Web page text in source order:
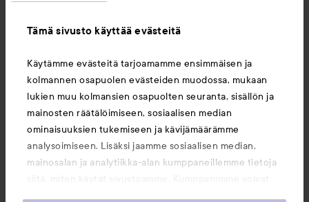
Tämä sivusto käyttää evästeitä
Käytämme evästeitä tarjoamamme ensimmäisen ja
kolmannen osapuolen evästeiden muodossa, mukaan
lukien muu kolmansien osapuolten seuranta, sisällön ja
mainosten räätälöimiseen, sosiaalisen median
ominaisuuksien tukemiseen ja kävijämäärämme
analysoimiseen. Lisäksi jaamme sosiaalisen median,
mainosalan ja analytiikka-alan kumppaneillemme tietoja
Tietoja
Saattaisit myös tykätä